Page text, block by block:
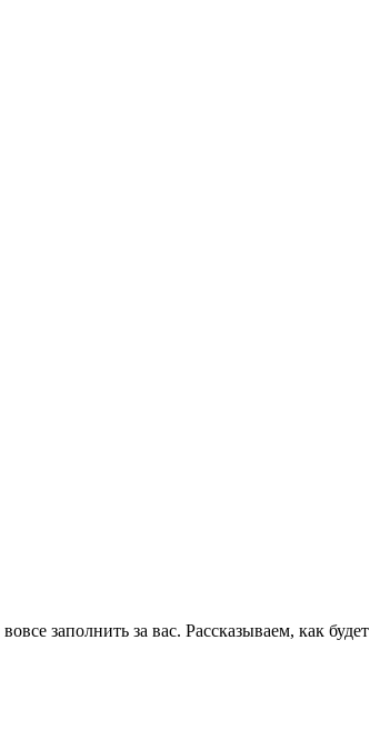
заполнить за вас. Рассказываем, как будет